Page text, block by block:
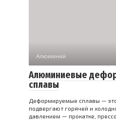
Алюминий
Алюминиевые
сплавы
Деформируемые сплавы —
подвергают горячей и
давлением — прокатке,